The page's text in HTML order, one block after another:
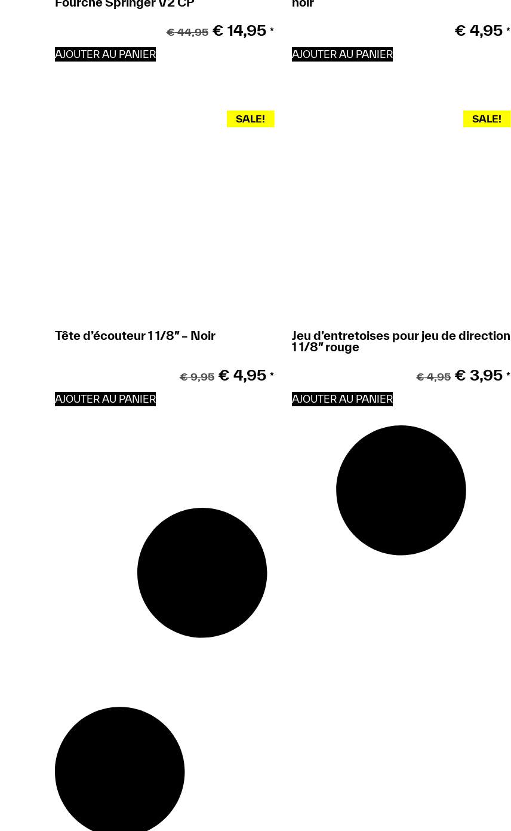
€44,95 € 14,95 *
AJOUTER AU PANIER
€ 4,95 *
AJOUTER AU PANIER
SALE!
Tête d’écouteur 1 1/8″ – Noir
€9,95 € 4,95 *
AJOUTER AU PANIER
SALE!
Jeu d’entretoises pour jeu de direction
1 1/8″ rouge
€4,95 € 3,95 *
AJOUTER AU PANIER